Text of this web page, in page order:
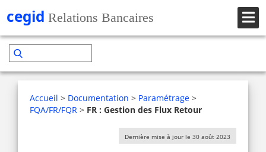
Accueil > Documentation > Paramétrage >
FQA/FR/FQR > FR : Gestion des Flux Retour
Dernière mise à jour le 30 août 2023